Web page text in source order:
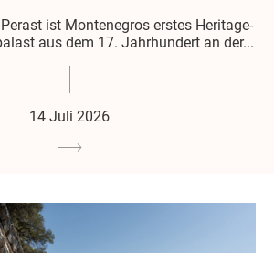
ist Montenegros erstes Heritage-
aus dem 17. Jahrhundert an der...
14 Juli 2026